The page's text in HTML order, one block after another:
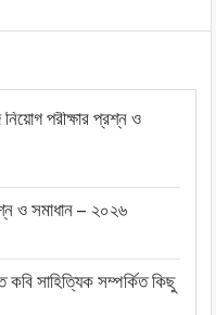
পরীক্ষার প্রশ্ন ও
ও সমাধান – ২০২৬
কবি সাহিত্যিক সম্পর্কিত কিছু